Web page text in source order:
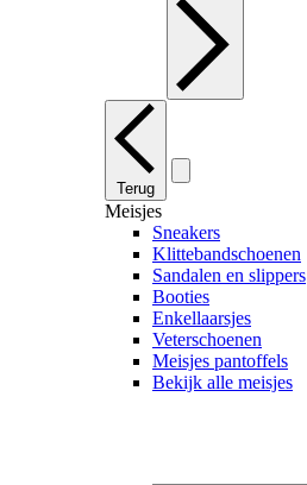
Terug
Meisjes
Sneakers
Klittebandschoenen
Sandalen en slippers
Booties
Enkellaarsjes
Veterschoenen
Meisjes pantoffels
Bekijk alle meisjes